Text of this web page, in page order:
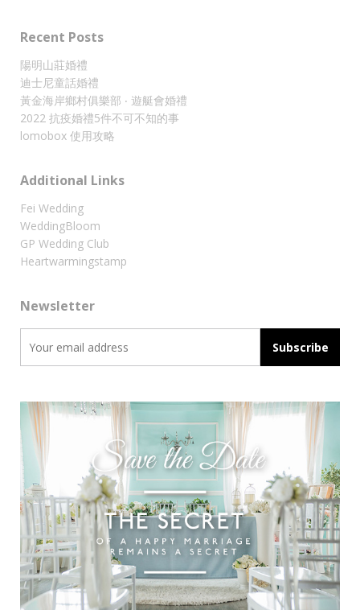
Recent Posts
陽明山莊婚禮
迪士尼童話婚禮
黃金海岸鄉村俱樂部 ‧ 遊艇會婚禮
2022 抗疫婚禮5件不可不知的事
lomobox 使用攻略
Additional Links
Fei Wedding
WeddingBloom
GP Wedding Club
Heartwarmingstamp
Newsletter